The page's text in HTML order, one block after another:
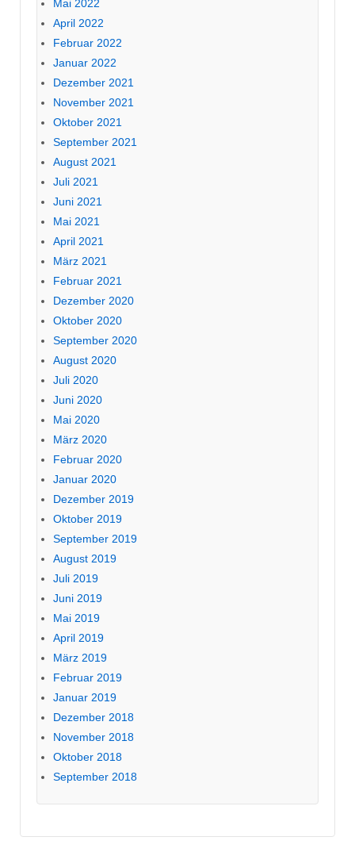
Mai 2022
April 2022
Februar 2022
Januar 2022
Dezember 2021
November 2021
Oktober 2021
September 2021
August 2021
Juli 2021
Juni 2021
Mai 2021
April 2021
März 2021
Februar 2021
Dezember 2020
Oktober 2020
September 2020
August 2020
Juli 2020
Juni 2020
Mai 2020
März 2020
Februar 2020
Januar 2020
Dezember 2019
Oktober 2019
September 2019
August 2019
Juli 2019
Juni 2019
Mai 2019
April 2019
März 2019
Februar 2019
Januar 2019
Dezember 2018
November 2018
Oktober 2018
September 2018